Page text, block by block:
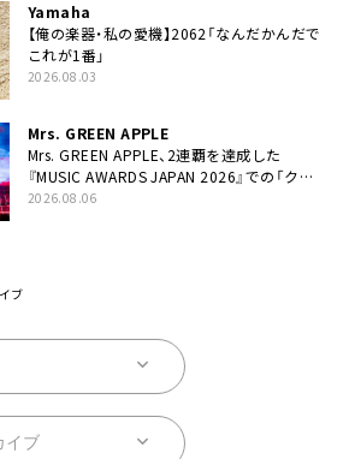
Yamaha
【俺の楽器・私の愛機】2062「なんだかんだで
これが1番」
2026.08.03
Mrs. GREEN APPLE
Mrs. GREEN APPLE、2連覇を達成した
『MUSIC AWARDS JAPAN 2026』での「クス
シキ」ライブパフォーマンスをYouTube公開
2026.08.06
ブ